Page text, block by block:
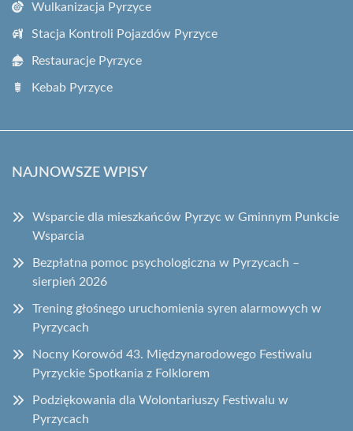
Wulkanizacja Pyrzyce
Stacja Kontroli Pojazdów Pyrzyce
Restauracje Pyrzyce
Kebab Pyrzyce
NAJNOWSZE WPISY
Wsparcie dla mieszkańców Pyrzyc w Gminnym Punkcie
Wsparcia
Bezpłatna pomoc psychologiczna w Pyrzycach –
sierpień 2026
Trening głośnego uruchomienia syren alarmowych w
Pyrzycach
Nocny Korowód 43. Międzynarodowego Festiwalu
Pyrzyckie Spotkania z Folklorem
Podziękowania dla Wolontariuszy Festiwalu w
Pyrzycach